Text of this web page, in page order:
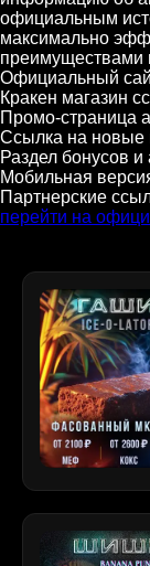
официальным
максимально
преимуществами
Официальный
Кракен магазин
Промо-страница
Ссылка на новые
Раздел бонусов и
Мобильная
Партнерские
перейти на